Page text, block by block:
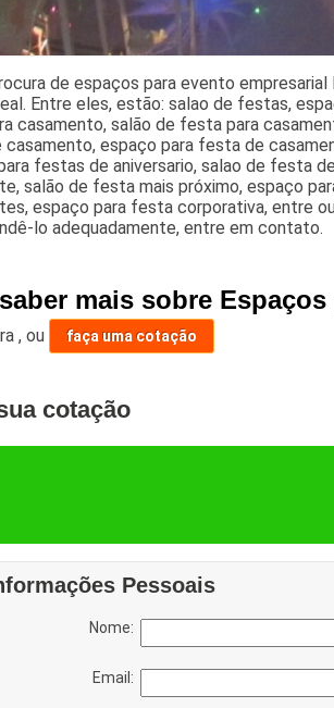
de espaços para evento
Entre eles, estão: salao de festas,
casamento, salão de festa para
espaço para festa de
festas de aniversario, salao de festa
salão de festa mais próximo, espaço
espaço para festa corporativa, entre
lo adequadamente, entre em contato.
mais sobre
,ou faça uma cotação
cotação
Pessoais
Nome:
Email: